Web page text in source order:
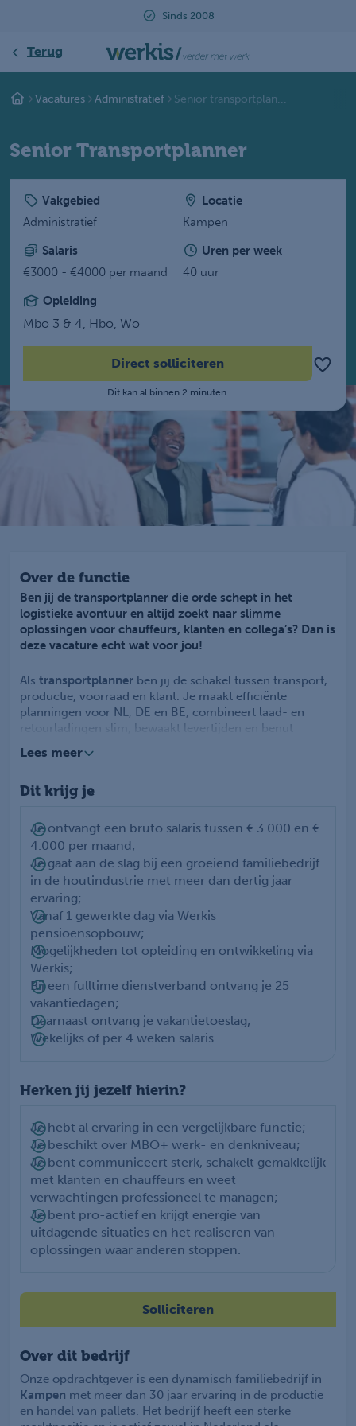
Sinds 2008
Terug
Vacatures Administratief Senior transportplan...
Senior Transportplanner
Vakgebied
Administratief
Locatie
Kampen
Salaris
€3000 - €4000 per maand
Uren per week
40 uur
Opleiding
Mbo 3 & 4, Hbo, Wo
Direct solliciteren
Dit kan al binnen 2 minuten.
Over de functie
Ben jij de transportplanner die orde schept in het
logistieke avontuur en altijd zoekt naar slimme
oplossingen voor chauffeurs, klanten en collega’s? Dan is
deze vacature echt wat voor jou!
Als transportplanner ben jij de schakel tussen transport,
productie, voorraad en klant. Je maakt efficiënte
planningen voor NL, DE en BE, combineert laad- en
retourladingen slim, bewaakt levertijden en benut
Daarnaast controleer je orderstatussen, signaleer je
goederen en documenten.
waarnemend leidinggevende voor chauffeurs en werk je
samen met het bedrijfsbureau om het logistieke proces
optimaal te laten verlopen. Dankzij jou blijven chauffeurs
gemotiveerd, klanten tevreden en draait het bedrijf op
volle kracht.
Je werktijden als
en 18.00 uur, met flexibiliteit tijdens drukte.
Lees meer
Dit krijg je
Je ontvangt een bruto salaris tussen € 3.000 en €
4.000 per maand;
Je gaat aan de slag bij een groeiend familiebedrijf
in de houtindustrie met meer dan dertig jaar
ervaring;
Vanaf 1 gewerkte dag via Werkis
pensioensopbouw;
Mogelijkheden tot opleiding en ontwikkeling via
Werkis;
Bij een fulltime dienstverband ontvang je 25
vakantiedagen;
Daarnaast ontvang je vakantietoeslag;
Wekelijks of per 4 weken salaris.
Herken jij jezelf hierin?
Je hebt al ervaring in een vergelijkbare functie;
Je beschikt over MBO+ werk- en denkniveau;
Je bent communiceert sterk, schakelt gemakkelijk
met klanten en chauffeurs en weet
verwachtingen professioneel te managen;
Je bent pro-actief en krijgt energie van
uitdagende situaties en het realiseren van
oplossingen waar anderen stoppen.
Solliciteren
Over dit bedrijf
Onze opdrachtgever is een dynamisch familiebedrijf in
Kampen met meer dan 30 jaar ervaring in de productie
en handel van pallets. Het bedrijf heeft een sterke